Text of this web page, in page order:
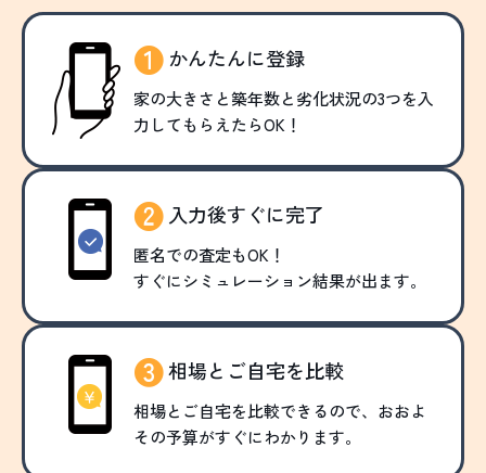
かんたんに登録
家の大きさと築年数と劣化状況の3つを入
力してもらえたらOK！
入力後すぐに完了
匿名での査定もOK！
すぐにシミュレーション結果が出ます。
相場とご自宅を比較
相場とご自宅を比較できるので、おおよ
その予算がすぐにわかります。